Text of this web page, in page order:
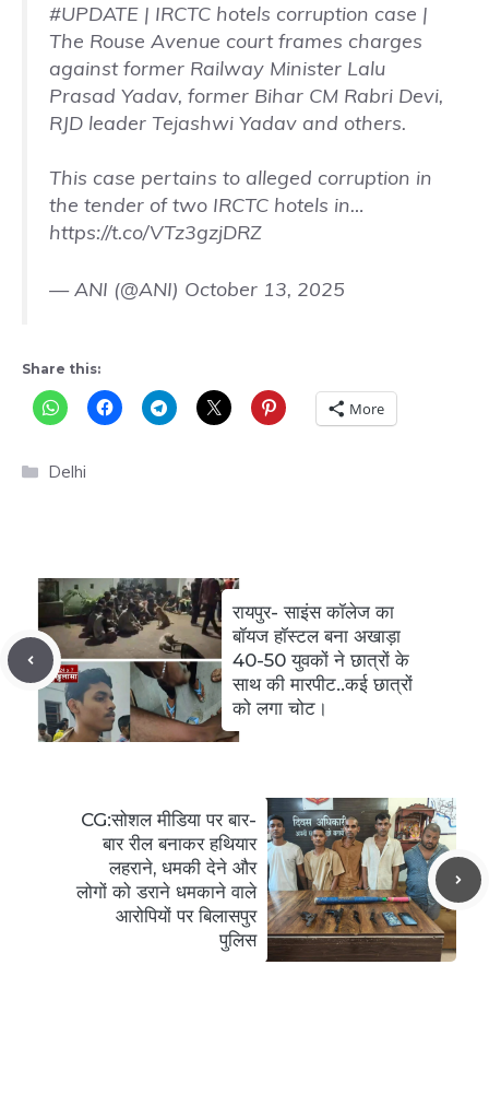
#UPDATE | IRCTC hotels corruption case |
The Rouse Avenue court frames charges
against former Railway Minister Lalu
Prasad Yadav, former Bihar CM Rabri Devi,
RJD leader Tejashwi Yadav and others.
This case pertains to alleged corruption in
the tender of two IRCTC hotels in…
https://t.co/VTz3gzjDRZ
— ANI (@ANI) October 13, 2025
Share this:
More
Categories
Delhi
रायपुर- साइंस कॉलेज का
बॉयज हॉस्टल बना अखाड़ा
40-50 युवकों ने छात्रों के
साथ की मारपीट..कई छात्रों
को लगा चोट।
CG:सोशल मीडिया पर बार-
बार रील बनाकर हथियार
लहराने, धमकी देने और
लोगों को डराने धमकाने वाले
आरोपियों पर बिलासपुर
पुलिस